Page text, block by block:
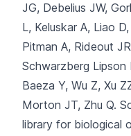
JG, Debelius JW,
L, Keluskar A, Liao
Pitman A, Rideout
Schwarzberg Lipson
Baeza Y, Wu Z, Xu
Morton JT, Zhu Q.
library for biological